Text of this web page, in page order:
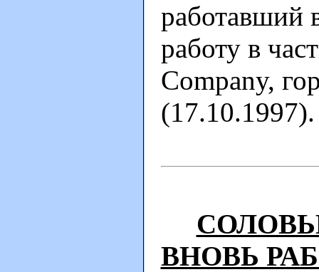
работавший
работу в
Company,
(17.10.1997).
ВНОВЬ